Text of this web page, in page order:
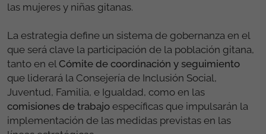
las mujeres y niñas gitanas.
La estrategia define un sistema de gobernanza en el
que será clave la participación de la población gitana,
tanto en el Cómite de coordinación y seguimiento
que liderará la Consejería de Inclusión Social,
Juventud, Familia, e Igualdad, como en las
comisiones de trabajo específicas que impulsarán la
implementación de las medidas previstas en las